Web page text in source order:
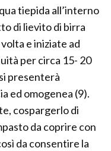
tiepida all’interno
di lievito di birra
e iniziate ad
per circa 15- 20
presenterà
ed omogenea (9).
cospargerlo di
da coprire con
da consentire la